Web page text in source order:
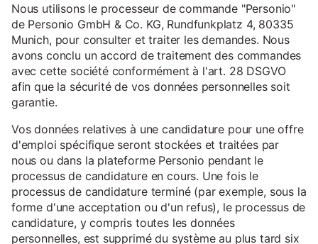
Nous utilisons le processeur de commande "Personio"
de Personio GmbH & Co. KG, Rundfunkplatz 4, 80335
Munich, pour consulter et traiter les demandes. Nous
avons conclu un accord de traitement des commandes
avec cette société conformément à l'art. 28 DSGVO
afin que la sécurité de vos données personnelles soit
garantie.
Vos données relatives à une candidature pour une offre
d'emploi spécifique seront stockées et traitées par
nous ou dans la plateforme Personio pendant le
processus de candidature en cours. Une fois le
processus de candidature terminé (par exemple, sous la
forme d'une acceptation ou d'un refus), le processus de
candidature, y compris toutes les données
personnelles, est supprimé du système au plus tard six